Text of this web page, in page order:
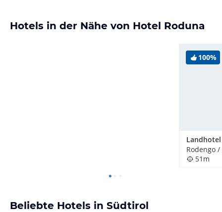
Hotels in der Nähe von Hotel Roduna
100%
Rodengo
51m
Beliebte Hotels in Südtirol